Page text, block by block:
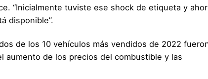
“Inicialmente tuviste ese shock de etiqueta y
disponible”.
de los 10 vehículos más vendidos de 2022
aumento de los precios del combustible y las